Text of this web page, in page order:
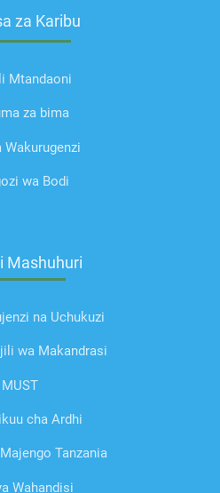
za Karibu
Mtandaoni
za bima
Wakurugenzi
wa Bodi
Mashuhuri
na Uchukuzi
wa Makandrasi
MUST
cha Ardhi
Tanzania
Wahandisi